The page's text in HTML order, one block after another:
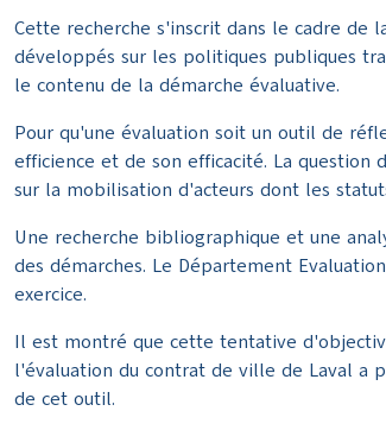
Cette recherche s'inscrit dans le cadre de
développés sur les politiques publiques
le contenu de la démarche évaluative.
Pour qu'une évaluation soit un outil de
efficience et de son efficacité. La
sur la mobilisation d'acteurs dont les
Une recherche bibliographique et une
des démarches. Le Département
exercice.
Il est montré que cette tentative
l'évaluation du contrat de ville de Laval a
de cet outil.